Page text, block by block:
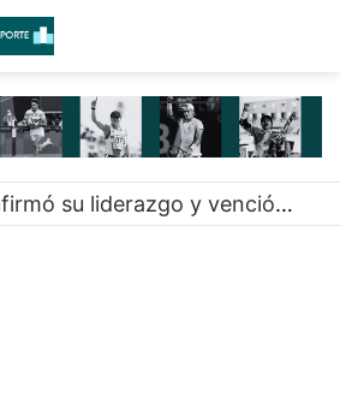
Argentina reafirmó su liderazgo y venció a Uruguay en el Sudamericano